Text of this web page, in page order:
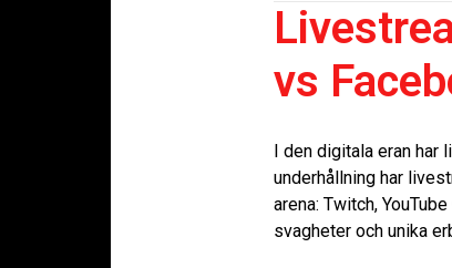
vs
I den digitala eran har
underhållning har
arena: Twitch,
svagheter och unika